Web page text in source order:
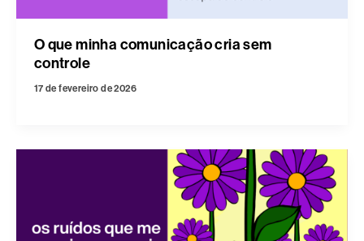
O que minha comunicação cria sem
controle
17 de fevereiro de 2026